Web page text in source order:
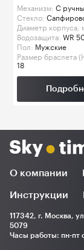
Механизм: C
Стекло:
Диаметр корпуса,
Водозащита: WR
Пол: Мужские
Размер браслета
18
О компании
Инструкции
117342, г. Москва,
5079
Часы работы: пн-пт